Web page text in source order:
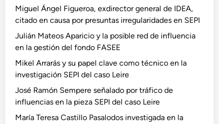
Miguel Ángel Figueroa, exdirector general de IDEA,
citado en causa por presuntas irregularidades en SEPI
Julián Mateos Aparicio y la posible red de influencia
en la gestión del fondo FASEE
Mikel Arrarás y su papel clave como técnico en la
investigación SEPI del caso Leire
José Ramón Sempere señalado por tráfico de
influencias en la pieza SEPI del caso Leire
María Teresa Castillo Pasalodos investigada en la